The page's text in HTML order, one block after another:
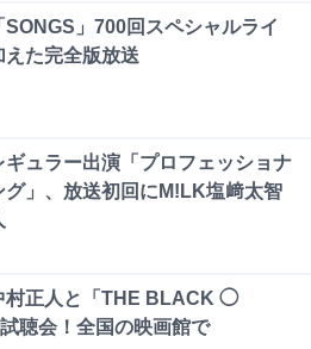
SONGS」700回スペシャルライ
えた完全版放送
ギュラー出演「プロフェッショナ
グ」、放送初回にM!LK塩﨑太智
村正人と「THE BLACK ◯
聴会！全国の映画館で